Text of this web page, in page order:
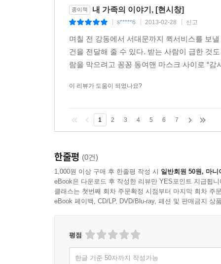
신말석이라는 쉰두 살의 남자는 588의 오랜 단골
마침내 그는 흉기를 들고 박 씨를 찾아갔다. 살해
자했다고 밝혔다. 비영리 민간단체 ‘이룸’의 한
간대는 성매매 여성을 지켜주는 이가 없어 오히려
해진 알몸의 여성들은 바닥을 뒹굴며 통곡을 했
미 2009년 9월 국내 최대 복합쇼핑몰 타임스퀘어
“여자로서의 삶을 포기하고 들어온 건데 제 마음
지가 너무나 한스럽고 성매매가 죽도록 싫지만,
까요? 어딘지도 모르는 곳에서 낯선 남자와 단둘
서울 마포구의 한 주상복합 아파트에서 만삭인
였다. 발견 당시 박 씨는 잠옷을 입고 있었다. 허
종이책 내 가족의 이야기, [현시창]
s*****6 2013-02-28 신고
며칠 전 강동에서 서대문까지 퀵서비스를 보
건을 전달해 줄 수 있다. 받는 사람이 급한 것
람을 막으려고 꽁꽁 동여맨 마스크 사이로 “
이 리뷰가 도움이 되었나요?
1 2 3 4 5 6 7
한줄평 (0건)
1,000원 이상 구매 후 한줄평 작성 시 일반회원 50원, 마니
eBook은 다운로드 후 작성한 리뷰만 YES포인트 지급됩니
클래스는 첫번째 회차 주문확정 시점부터 마지막 회차 주
eBook 페이백, CD/LP, DVD/Blu-ray, 패션 및 판매금지 상
평점
한글 기준 50자까지 작성가능